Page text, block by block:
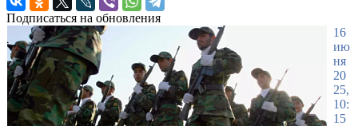
Подписаться на обновления
16
ию
ня
20
25,
10:
15